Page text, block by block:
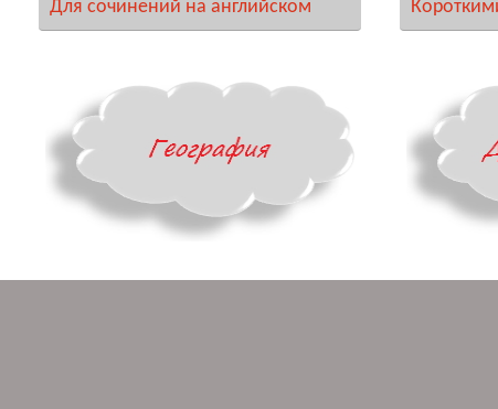
Для сочинений на английском